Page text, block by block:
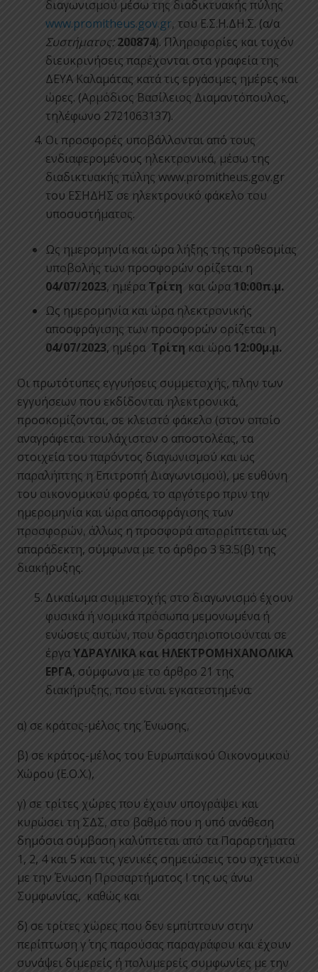
διαγωνισμού μέσω της διαδικτυακής πύλης
www.promitheus.gov.gr, του Ε.Σ.Η.ΔΗ.Σ. (α/α
Συστήματος: 200874). Πληροφορίες και τυχόν
διευκρινήσεις παρέχονται στα γραφεία της
ΔΕΥΑ Καλαμάτας κατά τις εργάσιμες ημέρες και
ώρες. (Αρμόδιος Βασίλειος Διαμαντόπουλος,
τηλέφωνο 2721063137).
Οι προσφορές υποβάλλονται από τους
ενδιαφερομένους ηλεκτρονικά, μέσω της
διαδικτυακής πύλης www.promitheus.gov.gr
του ΕΣΗΔΗΣ σε ηλεκτρονικό φάκελο του
υποσυστήματος.
Ως ημερομηνία και ώρα λήξης της προθεσμίας
υποβολής των προσφορών ορίζεται η
04/07/2023, ημέρα Τρίτη και ώρα 10:00π.μ.
Ως ημερομηνία και ώρα ηλεκτρονικής
αποσφράγισης των προσφορών ορίζεται η
04/07/2023, ημέρα Τρίτη και ώρα 12:00μ.μ.
Οι πρωτότυπες εγγυήσεις συμμετοχής, πλην των
εγγυήσεων που εκδίδονται ηλεκτρονικά,
προσκομίζονται, σε κλειστό φάκελο (στον οποίο
αναγράφεται τουλάχιστον ο αποστολέας, τα
στοιχεία του παρόντος διαγωνισμού και ως
παραλήπτης η Επιτροπή Διαγωνισμού), με ευθύνη
του οικονομικού φορέα, το αργότερο πριν την
ημερομηνία και ώρα αποσφράγισης των
προσφορών, άλλως η προσφορά απορρίπτεται ως
απαράδεκτη, σύμφωνα με το άρθρο 3 §3.5(β) της
διακήρυξης.
Δικαίωμα συμμετοχής στο διαγωνισμό έχουν
φυσικά ή νομικά πρόσωπα μεμονωμένα ή
ενώσεις αυτών, που δραστηριοποιούνται σε
έργαΥΔΡΑΥΛΙΚΑ και ΗΛΕΚΤΡΟΜΗΧΑΝΟΛΙΚΑ
ΕΡΓΑ, σύμφωνα με το άρθρο 21 της
διακήρυξης, που είναι εγκατεστημένα:
α) σε κράτος-μέλος της Ένωσης,
β) σε κράτος-μέλος του Ευρωπαϊκού Οικονομικού
Χώρου (Ε.Ο.Χ.),
γ) σε τρίτες χώρες που έχουν υπογράψει και
κυρώσει τη ΣΔΣ, στο βαθμό που η υπό ανάθεση
δημόσια σύμβαση καλύπτεται από τα Παραρτήματα
1, 2, 4 και 5 και τις γενικές σημειώσεις του σχετικού
με την Ένωση Προσαρτήματος I της ως άνω
Συμφωνίας, καθώς και
δ) σε τρίτες χώρες που δεν εμπίπτουν στην
περίπτωση γ΄ της παρούσας παραγράφου και έχουν
συνάψει διμερείς ή πολυμερείς συμφωνίες με την